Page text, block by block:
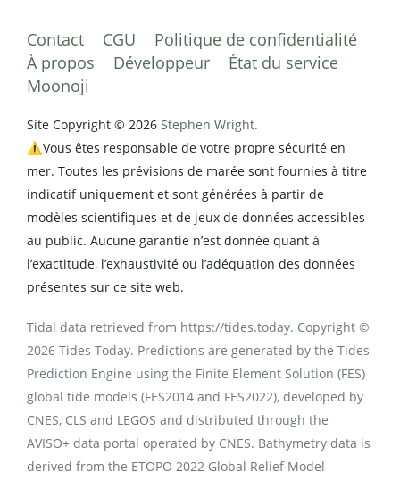
Contact CGU
Politique de confidentialité
À propos
Développeur
État du service
Moonoji
Site Copyright © 2026 Stephen Wright.
⚠️Vous êtes responsable de votre propre sécurité en
mer. Toutes les prévisions de marée sont fournies à titre
indicatif uniquement et sont générées à partir de
modèles scientifiques et de jeux de données accessibles
au public. Aucune garantie n’est donnée quant à
l’exactitude, l’exhaustivité ou l’adéquation des données
présentes sur ce site web.
Tidal data retrieved from https://tides.today. Copyright ©
2026 Tides Today. Predictions are generated by the Tides
Prediction Engine using the Finite Element Solution (FES)
global tide models (FES2014 and FES2022), developed by
CNES, CLS and LEGOS and distributed through the
AVISO+ data portal operated by CNES. Bathymetry data is
derived from the ETOPO 2022 Global Relief Model